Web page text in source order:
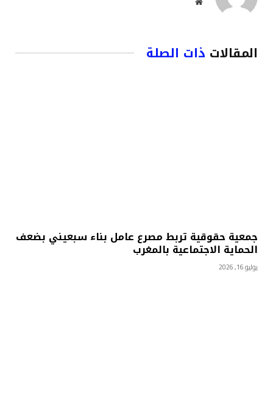
المقالات ذات الصلة
جمعية حقوقية تربط مصرع عامل بناء سبعيني بضعف
الحماية الاجتماعية بالمغرب
يوليو 16, 2026